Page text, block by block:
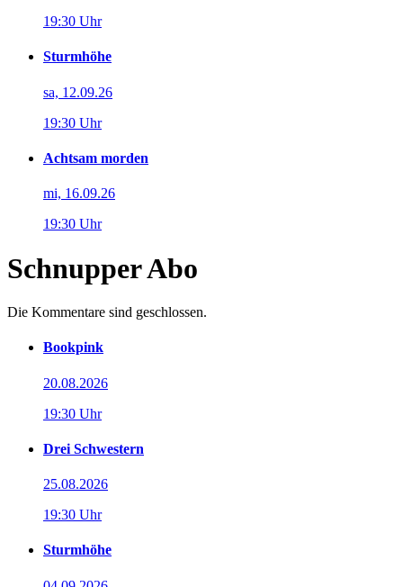
19:30 Uhr
Sturmhöhe
sa, 12.09.26
19:30 Uhr
Achtsam morden
mi, 16.09.26
19:30 Uhr
Schnupper Abo
Die Kommentare sind geschlossen.
Bookpink
20.08.2026
19:30 Uhr
Drei Schwestern
25.08.2026
19:30 Uhr
Sturmhöhe